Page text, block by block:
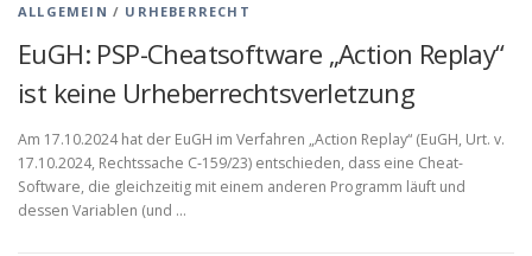
ALLGEMEIN / URHEBERRECHT
EuGH: PSP-Cheatsoftware „Action Replay“
ist keine Urheberrechtsverletzung
Am 17.10.2024 hat der EuGH im Verfahren „Action Replay“ (EuGH, Urt. v.
17.10.2024, Rechtssache C‑159/23) entschieden, dass eine Cheat-
Software, die gleichzeitig mit einem anderen Programm läuft und
dessen Variablen (und …